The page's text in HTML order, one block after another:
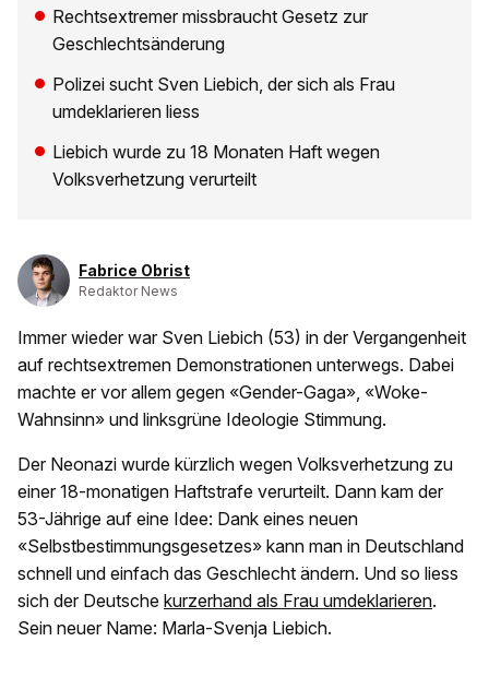
Rechtsextremer missbraucht Gesetz zur
Geschlechtsänderung
Polizei sucht Sven Liebich, der sich als Frau
umdeklarieren liess
Liebich wurde zu 18 Monaten Haft wegen
Volksverhetzung verurteilt
Fabrice Obrist
Redaktor News
Immer wieder war Sven Liebich (53) in der Vergangenheit
auf rechtsextremen Demonstrationen unterwegs. Dabei
machte er vor allem gegen «Gender-Gaga», «Woke-
Wahnsinn» und linksgrüne Ideologie Stimmung.
Der Neonazi wurde kürzlich wegen Volksverhetzung zu
einer 18-monatigen Haftstrafe verurteilt. Dann kam der
53-Jährige auf eine Idee: Dank eines neuen
«Selbstbestimmungsgesetzes» kann man in Deutschland
schnell und einfach das Geschlecht ändern. Und so liess
sich der Deutsche kurzerhand als Frau umdeklarieren.
Sein neuer Name: Marla-Svenja Liebich.